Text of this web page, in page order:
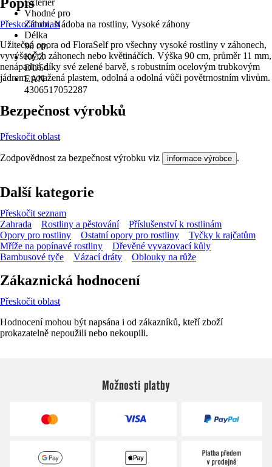
Exteriér
Vhodné pro
Záhon, Nádoba na rostliny, Vysoké záhony
Délka
90 cm
KČZ
DU54
EAN
4306517052287
Přeskočit oblast
Užitečná opora od FloraSelf pro všechny vysoké rostliny v záhonech,
vyvýšených záhonech nebo květináčích. Výška 90 cm, průměr 11 mm,
nenápadná díky své zelené barvě, s robustním ocelovým trubkovým
jádrem, potažená plastem, odolná a odolná vůči povětrnostním vlivům.
Bezpečnost výrobků
Přeskočit oblast
Zodpovědnost za bezpečnost výrobku viz informace výrobce .
Další kategorie
Přeskočit seznam
Zahrada
Rostliny a pěstování
Příslušenství k rostlinám
Opory pro rostliny
Ostatní opory pro rostliny
Tyčky k rajčatům
Mříže na popínavé rostliny
Dřevěné vyvazovací kůly
Bambusové tyče
Vázací dráty Oblouky na růže
Zákaznická hodnocení
Přeskočit oblast
Hodnocení mohou být napsána i od zákazníků, kteří zboží
prokazatelně nepoužili nebo nekoupili.
Možnosti platby